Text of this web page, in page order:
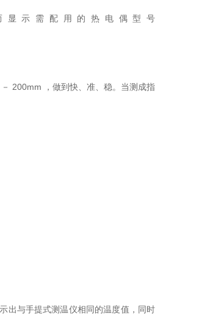
显示需配用的热电偶型号
200mm ，做到快、准、稳。当测成指
出与手提式测温仪相同的温度值，同时